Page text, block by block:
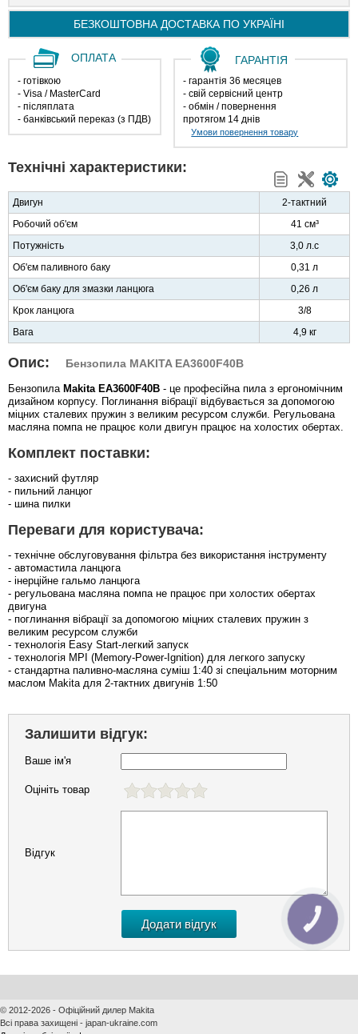
БЕЗКОШТОВНА ДОСТАВКА ПО УКРАЇНІ
ОПЛАТА
- готівкою
- Visa / MasterCard
- післяплата
- банківський переказ (з ПДВ)
ГАРАНТІЯ
- гарантія 36 месяцев
- свій сервісний центр
- обмін / повернення
протягом 14 днів
Умови повернення товару
Технічні характеристики:
Двигун
2-тактний
Робочий об'єм
41 см³
Потужність
3,0 л.с
Об'єм паливного баку
0,31 л
Об'єм баку для змазки ланцюга
0,26 л
Крок ланцюга
3/8
Вага
4,9 кг
Опис: Бензопила MAKITA EA3600F40B
Бензопила Makita EA3600F40B - це професійна пила з ергономічним
дизайном корпусу. Поглинання вібрації відбувається за допомогою
міцних сталевих пружин з великим ресурсом служби. Регульована
масляна помпа не працює коли двигун працює на холостих обертах.
Комплект поставки:
- захисний футляр
- пильний ланцюг
- шина пилки
Переваги для користувача:
- технічне обслуговування фільтра без використання інструменту
- автомастила ланцюга
- інерційне гальмо ланцюга
- регульована масляна помпа не працює при холостих обертах
двигуна
- поглинання вібрації за допомогою міцних сталевих пружин з
великим ресурсом служби
- технологія Easy Start-легкий запуск
- технологія MPI (Memory-Power-Ignition) для легкого запуску
- стандартна паливно-масляна суміш 1:40 зі спеціальним моторним
маслом Makita для 2-тактних двигунів 1:50
Залишити відгук:
Ваше ім'я
Оцініть товар
Відгук
© 2012-2026 - Офіційний дилер Makita
Всі права захищені - japan-ukraine.com
КНОПКА
ЗВ'ЯЗКУ